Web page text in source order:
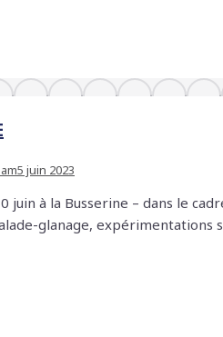
5 juin 2023
juin à la Busserine – dans le
glanage,